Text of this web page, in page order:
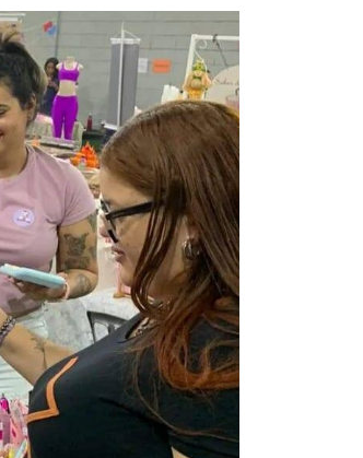
Quero receber novidades